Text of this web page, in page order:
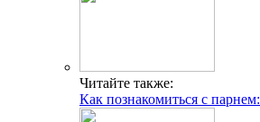
Читайте также:
Как познакомиться с